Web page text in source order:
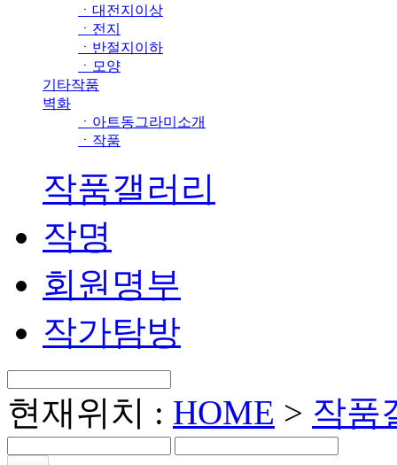
ㆍ대전지이상
ㆍ전지
ㆍ반절지이하
ㆍ모양
기타작품
벽화
ㆍ아트동그라미소개
ㆍ작품
작품갤러리
작명
회원명부
작가탐방
현재위치 : HOME > 작품